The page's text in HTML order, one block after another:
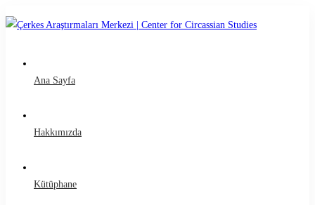
Ana Sayfa
Hakkımızda
Kütüphane